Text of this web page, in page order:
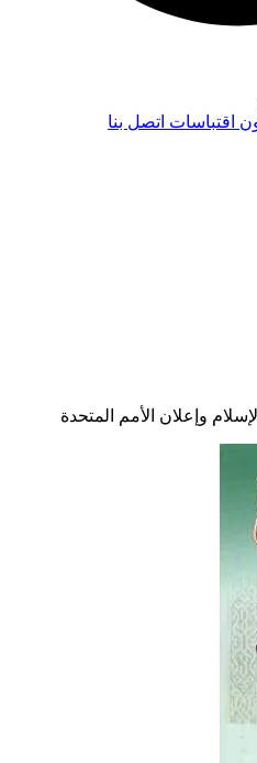
اقتباسات اتصل بنا
وإعلان الأمم المتحدة